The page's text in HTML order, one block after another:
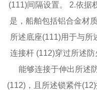
(111)间隔设置。 2.依据
是，船舶包括铝合金材
所述底座(111)用于与所
连接杆 (112)穿过所述
能够连接于伸出所述
(112)，且所述锁紧件